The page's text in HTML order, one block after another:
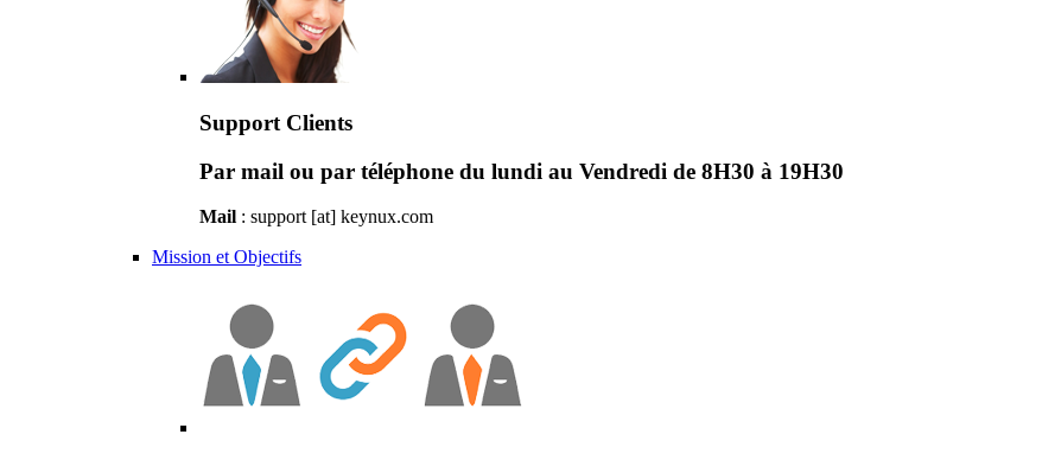
Support Clients
Par mail ou par téléphone du lundi au Vendredi de 8H30 à 19H30
Mail : support [at] keynux.com
Mission et Objectifs